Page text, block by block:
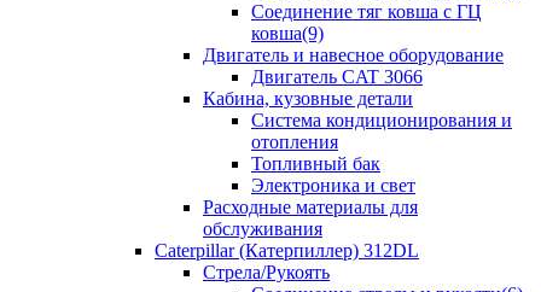
Соединение тяг ковша с ГЦ
ковша(9)
Двигатель и навесное оборудование
Двигатель CAT 3066
Кабина, кузовные детали
Система кондиционирования и
отопления
Топливный бак
Электроника и свет
Расходные материалы для
обслуживания
Caterpillar (Катерпиллер) 312DL
Стрела/Рукоять